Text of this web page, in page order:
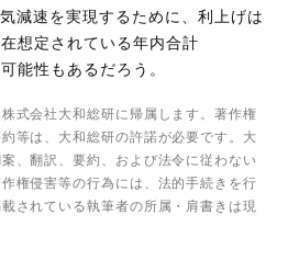
減速を実現するために、利上げは
想定されている年内合計
能性もあるだろう。
式会社大和総研に帰属します。著作権
等は、大和総研の許諾が必要です。大
、翻訳、要約、および法令に従わない
権侵害等の行為には、法的手続きを行
されている執筆者の所属・肩書きは現